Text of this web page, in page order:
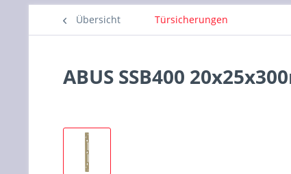
Übersicht Türsicherungen
ABUS SSB400